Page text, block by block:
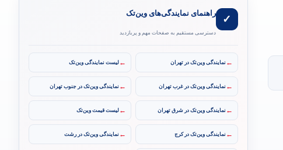
✓
راهنمای نمایندگی‌های وین‌تک
دسترسی مستقیم به صفحات مهم و پربازدید
← نمایندگی وین‌تک در تهران ←لیست نمایندگی وین‌تک
← نمایندگی وین‌تک در غرب تهران ← نمایندگی وین‌تک در جنوب تهران
← نمایندگی وین‌تک در شرق تهران ←لیست قیمت وین‌تک
← نمایندگی وین‌تک در کرج ← نمایندگی وین‌تک در رشت